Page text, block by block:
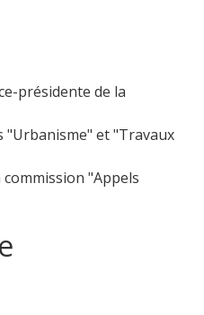
présidente de la
"Urbanisme" et "Travaux
"Appels